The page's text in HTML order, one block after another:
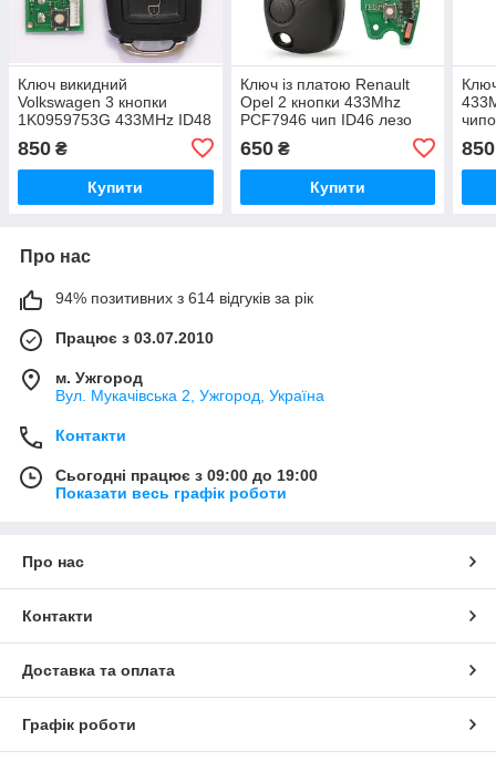
Ключ викидний
Volkswagen 3 кнопки
1K0959753G 433MHz ID48
850 ₴
Купити
Ключ із платою Renault
Opel 2 кнопки 433Mhz
PCF7946 чип ID46 лезо
650₴
Купити
850
Про нас
94% позитивних з 614 відгуків за рік
Працює з 03.07.2010
м. Ужгород
Вул. Мукачівська 2, Ужгород, Україна
Контакти
Сьогодні працює з 09:00 до 19:00
Показати весь графік роботи
Про нас
Контакти
Доставка та оплата
Графік роботи